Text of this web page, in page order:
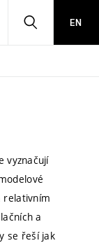
HLEDATEN
vyznačují
relativním
a
se řeší jak